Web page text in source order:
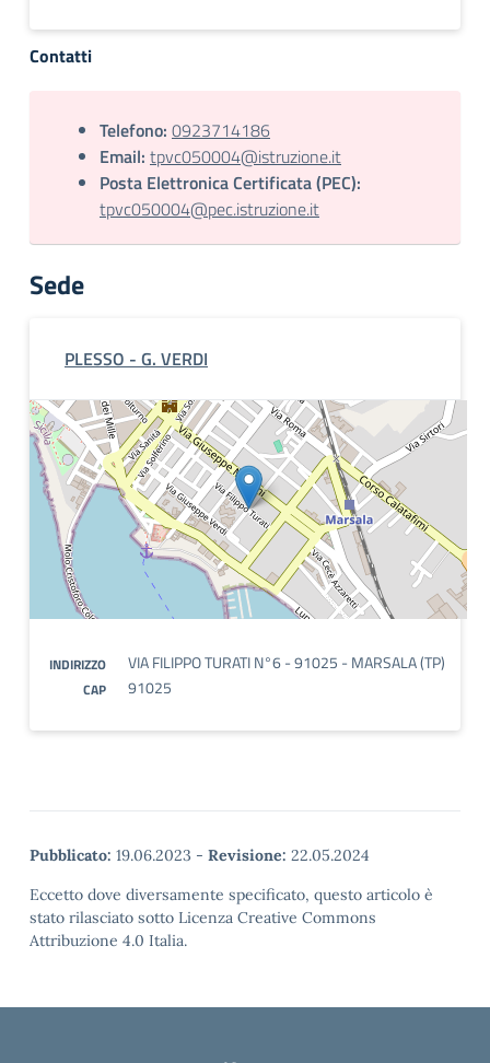
Contatti
Telefono: 0923714186
Email: tpvc050004@istruzione.it
Posta Elettronica Certificata (PEC):
tpvc050004@pec.istruzione.it
Sede
PLESSO - G. VERDI
INDIRIZZO VIA FILIPPO TURATI N°6 - 91025 - MARSALA (TP)
CAP 91025
Pubblicato: 19.06.2023 - Revisione: 22.05.2024
Eccetto dove diversamente specificato, questo articolo è
stato rilasciato sotto Licenza Creative Commons
Attribuzione 4.0 Italia.